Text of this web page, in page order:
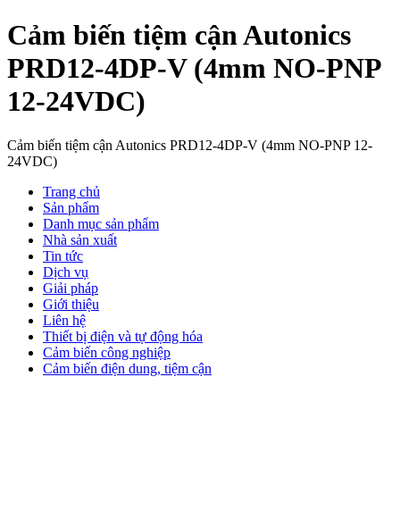
Cảm biến tiệm cận Autonics
PRD12-4DP-V (4mm NO-PNP
12-24VDC)
Cảm biến tiệm cận Autonics PRD12-4DP-V (4mm NO-PNP 12-
24VDC)
Trang chủ
Sản phẩm
Danh mục sản phẩm
Nhà sản xuất
Tin tức
Dịch vụ
Giải pháp
Giới thiệu
Liên hệ
Thiết bị điện và tự động hóa
Cảm biến công nghiệp
Cảm biến điện dung, tiệm cận